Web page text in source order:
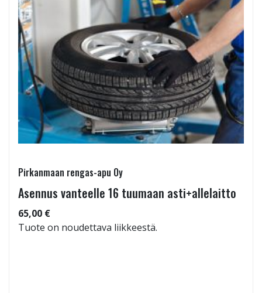
Pirkanmaan rengas-apu Oy
Asennus vanteelle 16 tuumaan asti+allelaitto
65,00 €
Tuote on noudettava liikkeestä.